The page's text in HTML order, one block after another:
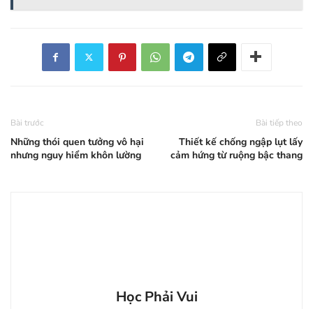
Bài trước
Những thói quen tưởng vô hại
nhưng nguy hiểm khôn lường
Bài tiếp theo
Thiết kế chống ngập lụt lấy
cảm hứng từ ruộng bậc thang
Học Phải Vui